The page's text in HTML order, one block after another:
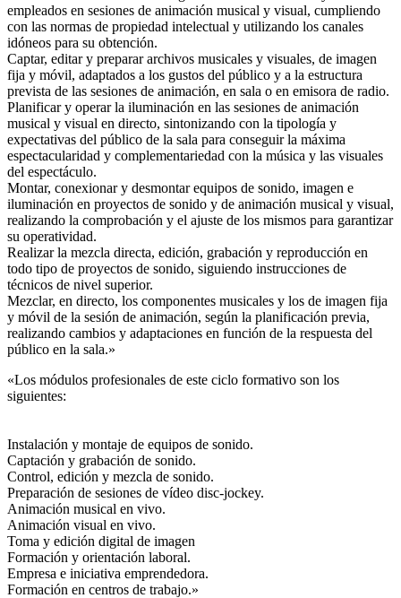
empleados en sesiones de animación musical y visual, cumpliendo
con las normas de propiedad intelectual y utilizando los canales
idóneos para su obtención.
Captar, editar y preparar archivos musicales y visuales, de imagen
fija y móvil, adaptados a los gustos del público y a la estructura
prevista de las sesiones de animación, en sala o en emisora de radio.
Planificar y operar la iluminación en las sesiones de animación
musical y visual en directo, sintonizando con la tipología y
expectativas del público de la sala para conseguir la máxima
espectacularidad y complementariedad con la música y las visuales
del espectáculo.
Montar, conexionar y desmontar equipos de sonido, imagen e
iluminación en proyectos de sonido y de animación musical y visual,
realizando la comprobación y el ajuste de los mismos para garantizar
su operatividad.
Realizar la mezcla directa, edición, grabación y reproducción en
todo tipo de proyectos de sonido, siguiendo instrucciones de
técnicos de nivel superior.
Mezclar, en directo, los componentes musicales y los de imagen fija
y móvil de la sesión de animación, según la planificación previa,
realizando cambios y adaptaciones en función de la respuesta del
público en la sala.»
«Los módulos profesionales de este ciclo formativo son los
siguientes:
Instalación y montaje de equipos de sonido.
Captación y grabación de sonido.
Control, edición y mezcla de sonido.
Preparación de sesiones de vídeo disc-jockey.
Animación musical en vivo.
Animación visual en vivo.
Toma y edición digital de imagen
Formación y orientación laboral.
Empresa e iniciativa emprendedora.
Formación en centros de trabajo.»